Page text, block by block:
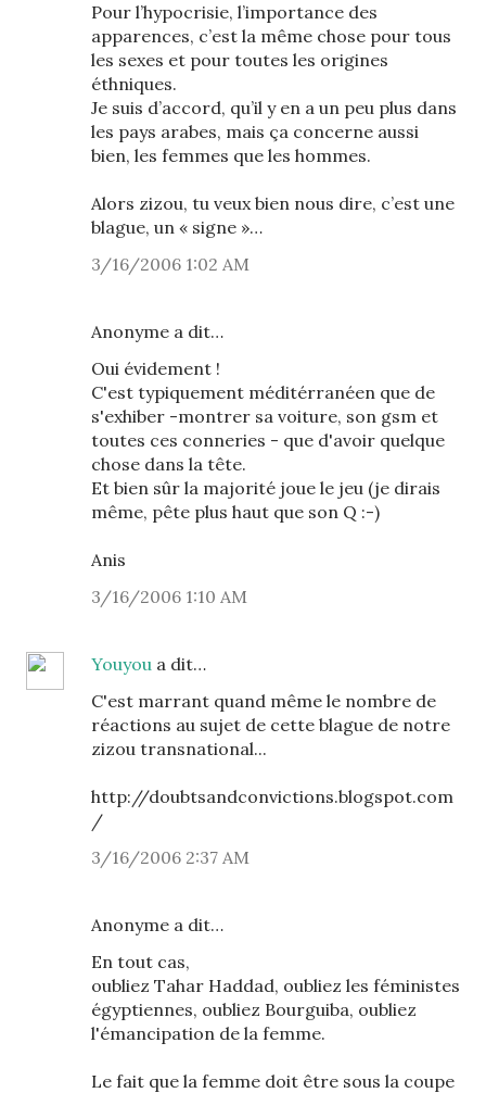
Pour l’hypocrisie, l’importance des
apparences, c’est la même chose pour tous
les sexes et pour toutes les origines
éthniques.
Je suis d’accord, qu’il y en a un peu plus dans
les pays arabes, mais ça concerne aussi
bien, les femmes que les hommes.
Alors zizou, tu veux bien nous dire, c’est une
blague, un « signe »…
3/16/2006 1:02 AM
Anonyme a dit…
Oui évidement !
C'est typiquement méditérranéen que de
s'exhiber -montrer sa voiture, son gsm et
toutes ces conneries - que d'avoir quelque
chose dans la tête.
Et bien sûr la majorité joue le jeu (je dirais
même, pête plus haut que son Q :-)
Anis
3/16/2006 1:10 AM
Youyou a dit…
C'est marrant quand même le nombre de
réactions au sujet de cette blague de notre
zizou transnational...
http://doubtsandconvictions.blogspot.com
/
3/16/2006 2:37 AM
Anonyme a dit…
En tout cas,
oubliez Tahar Haddad, oubliez les féministes
égyptiennes, oubliez Bourguiba, oubliez
l'émancipation de la femme.
Le fait que la femme doit être sous la coupe